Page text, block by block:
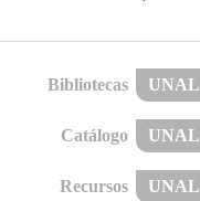
Bibliotecas UNAL
Catálogo UNAL
Recursos UNAL